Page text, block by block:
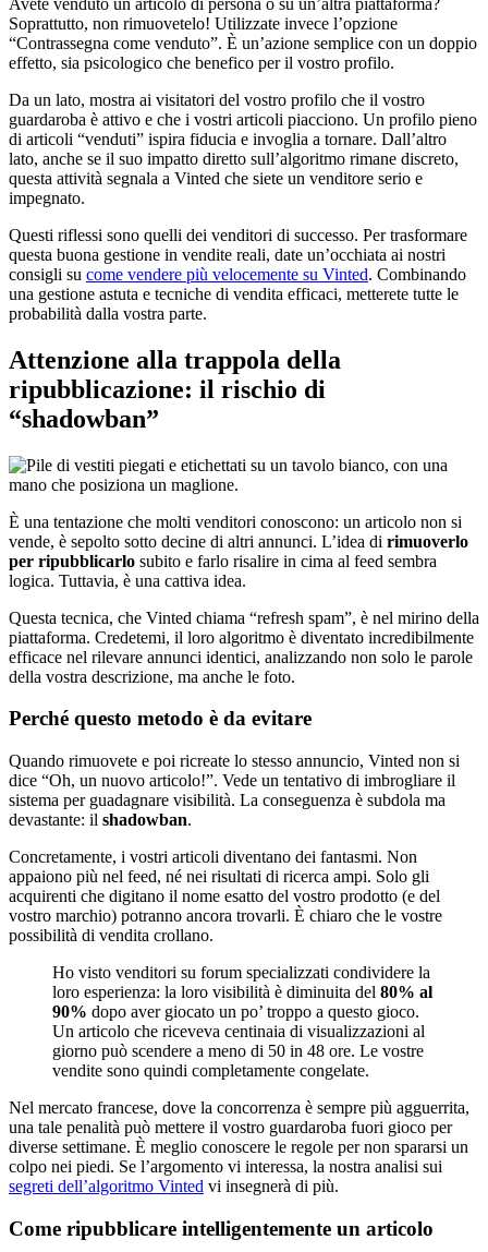
Soprattutto, non rimuovetelo! Utilizzate invece l’opzione
“Contrassegna come venduto”. È un’azione semplice con un doppio
effetto, sia psicologico che benefico per il vostro profilo.
Da un lato, mostra ai visitatori del vostro profilo che il vostro
guardaroba è attivo e che i vostri articoli piacciono. Un profilo pieno
di articoli “venduti” ispira fiducia e invoglia a tornare. Dall’altro
lato, anche se il suo impatto diretto sull’algoritmo rimane discreto,
questa attività segnala a Vinted che siete un venditore serio e
impegnato.
Questi riflessi sono quelli dei venditori di successo. Per trasformare
questa buona gestione in vendite reali, date un’occhiata ai nostri
consigli su come vendere più velocemente su Vinted. Combinando
una gestione astuta e tecniche di vendita efficaci, metterete tutte le
probabilità dalla vostra parte.
Attenzione alla trappola della
ripubblicazione: il rischio di
“shadowban”
È una tentazione che molti venditori conoscono: un articolo non si
vende, è sepolto sotto decine di altri annunci. L’idea di rimuoverlo
per ripubblicarlo subito e farlo risalire in cima al feed sembra
logica. Tuttavia, è una cattiva idea.
Questa tecnica, che Vinted chiama “refresh spam”, è nel mirino della
piattaforma. Credetemi, il loro algoritmo è diventato incredibilmente
efficace nel rilevare annunci identici, analizzando non solo le parole
della vostra descrizione, ma anche le foto.
Perché questo metodo è da evitare
Quando rimuovete e poi ricreate lo stesso annuncio, Vinted non si
dice “Oh, un nuovo articolo!”. Vede un tentativo di imbrogliare il
sistema per guadagnare visibilità. La conseguenza è subdola ma
devastante: il shadowban.
Concretamente, i vostri articoli diventano dei fantasmi. Non
appaiono più nel feed, né nei risultati di ricerca ampi. Solo gli
acquirenti che digitano il nome esatto del vostro prodotto (e del
vostro marchio) potranno ancora trovarli. È chiaro che le vostre
possibilità di vendita crollano.
Ho visto venditori su forum specializzati condividere la
loro esperienza: la loro visibilità è diminuita del 80% al
90% dopo aver giocato un po’ troppo a questo gioco.
Un articolo che riceveva centinaia di visualizzazioni al
giorno può scendere a meno di 50 in 48 ore. Le vostre
vendite sono quindi completamente congelate.
Nel mercato francese, dove la concorrenza è sempre più agguerrita,
una tale penalità può mettere il vostro guardaroba fuori gioco per
diverse settimane. È meglio conoscere le regole per non spararsi un
colpo nei piedi. Se l’argomento vi interessa, la nostra analisi sui
segreti dell’algoritmo Vinted vi insegnerà di più.
Come ripubblicare intelligentemente un articolo